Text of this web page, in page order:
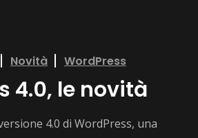
Novità WordPress
4.0, le novità
4.0 di WordPress, una